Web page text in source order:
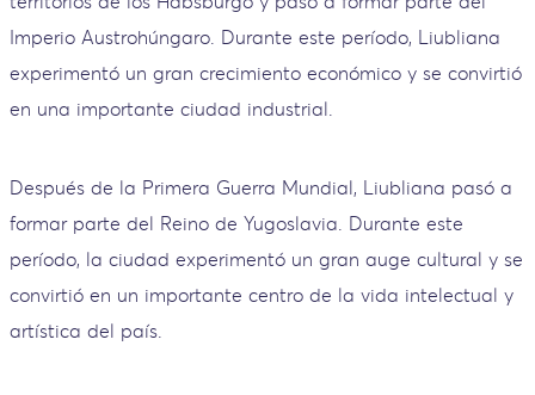
Imperio Austrohúngaro. Durante este período, Liubliana
experimentó un gran crecimiento económico y se convirtió
en una importante ciudad industrial.
Después de la Primera Guerra Mundial, Liubliana pasó a
formar parte del Reino de Yugoslavia. Durante este
período, la ciudad experimentó un gran auge cultural y se
convirtió en un importante centro de la vida intelectual y
artística del país.